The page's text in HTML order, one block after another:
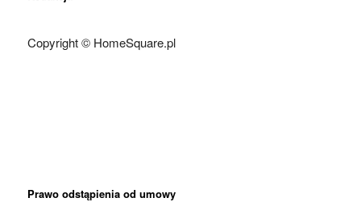
Copyright © HomeSquare.pl
Prawo odstąpienia od umowy